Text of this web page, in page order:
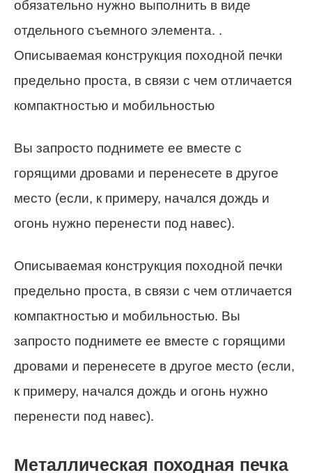
обязательно нужно выполнить в виде
отдельного съемного элемента. .
Описываемая конструкция походной печки
предельно проста, в связи с чем отличается
компактностью и мобильностью
Вы запросто поднимете ее вместе с
горящими дровами и перенесете в другое
место (если, к примеру, начался дождь и
огонь нужно перенести под навес).
Описываемая конструкция походной печки
предельно проста, в связи с чем отличается
компактностью и мобильностью. Вы
запросто поднимете ее вместе с горящими
дровами и перенесете в другое место (если,
к примеру, начался дождь и огонь нужно
перенести под навес).
Металлическая походная печка